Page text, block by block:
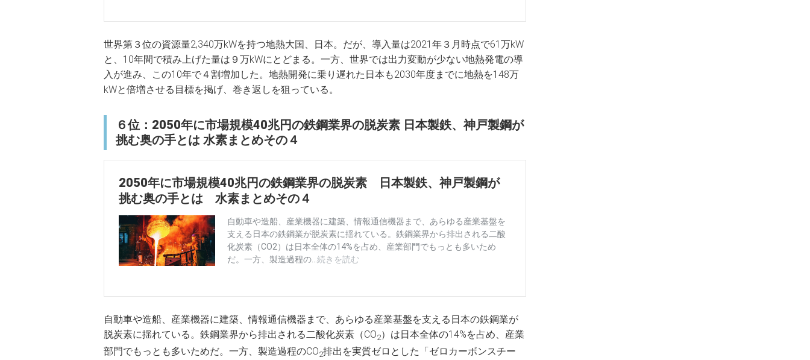
世界第３位の資源量2,340万kWを持つ地熱大国、日本。だが、導入量は2021年３月時点で61万kW
と、10年間で積み上げた量は９万kWにとどまる。一方、世界では出力変動が少ない地熱発電の導
入が進み、この10年で４割増加した。地熱開発に乗り遅れた日本も2030年度までに地熱を148万
kWと倍増させる目標を掲げ、巻き返しを狙っている。
６位：2050年に市場規模40兆円の鉄鋼業界の脱炭素 日本製鉄、神戸製鋼が
挑む奥の手とは 水素まとめその４
自動車や造船、産業機器に建築、情報通信機器まで、あらゆる産業基盤を支える日本の鉄鋼業が
脱炭素に揺れている。鉄鋼業界から排出される二酸化炭素（CO2）は日本全体の14%を占め、産業
部門でもっとも多いためだ。一方、製造過程のCO2排出を実質ゼロとした「ゼロカーボンスチー